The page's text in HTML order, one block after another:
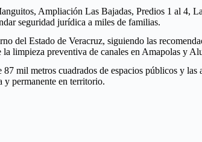
Ampliación Las Bajadas, Predios 1 al 4,
seguridad jurídica a miles de familias.
del Estado de Veracruz, siguiendo las
limpieza preventiva de canales en Amapolas y
mil metros cuadrados de espacios públicos y
y permanente en territorio.